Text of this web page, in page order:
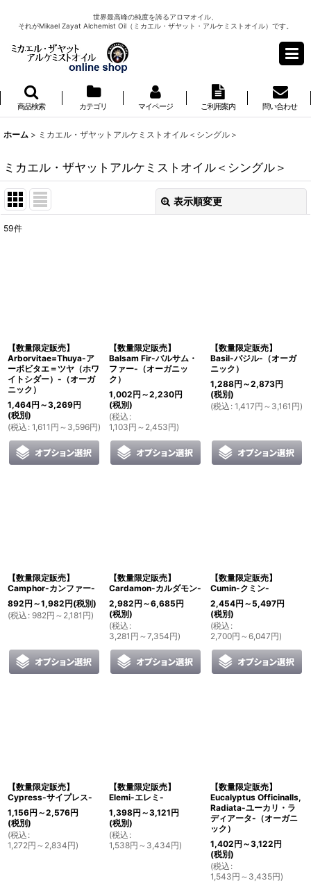
世界最高峰の純度を誇るアロマオイル、
それがMikael Zayat Alchemist Oil（ミカエル・ザヤット・アルケミストオイル）です。
商品検索 カテゴリ マイページ ご利用案内 問い合わせ
ホーム > ミカエル・ザヤットアルケミストオイル＜シングル＞
ミカエル・ザヤットアルケミストオイル＜シングル＞
表示順変更
絞り込む
59件
【数量限定販売】
Arborvitae=Thuya-ア
ーボビタエ＝ツヤ（ホワ
イトシダー）-（オーガ
ニック）
1,464円 ～3,269円
(税別)
(税込 : 1,611 円 ～3,596円)
【数量限定販売】
Balsam Fir-バルサム・
ファー-（オーガニッ
ク）
1,002円 ～2,230円
(税別)
(税込 :
1,103円 ～2,453円)
【数量限定販売】
Basil-バジル-（オーガ
ニック）
1,288円 ～2,873円
(税別)
(税込 : 1,417円 ～3,161 円)
【数量限定販売】
Camphor-カンファー-
892円 ～1,982円(税別)
(税込 : 982円 ～2,181 円)
【数量限定販売】
Cardamon-カルダモン-
2,982円 ～6,685円
(税別)
(税込 :
3,281 円 ～7,354円)
【数量限定販売】
Cumin-クミン-
2,454円 ～5,497円
(税別)
(税込 :
2,700円 ～6,047円)
【数量限定販売】
Cypress-サイプレス-
1,156円 ～2,576円
(税別)
(税込 :
1,272円 ～2,834円)
【数量限定販売】
Elemi-エレミ-
1,398円 ～3,121円
(税別)
(税込 :
1,538円 ～3,434円)
【数量限定販売】
Eucalyptus Officinalls,
Radiata-ユーカリ・ラ
ディアータ-（オーガニ
ック）
1,402円 ～3,122円
(税別)
(税込 :
1,543円 ～3,435円)